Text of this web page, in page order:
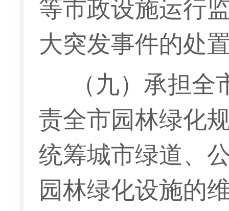
等市政设施运行
大突发事件的处
（九）承担
责全市园林绿化
统筹城市绿道、
园林绿化设施的